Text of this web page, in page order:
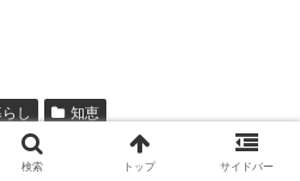
し 知恵
ェアする
検索 トップ サイドバー